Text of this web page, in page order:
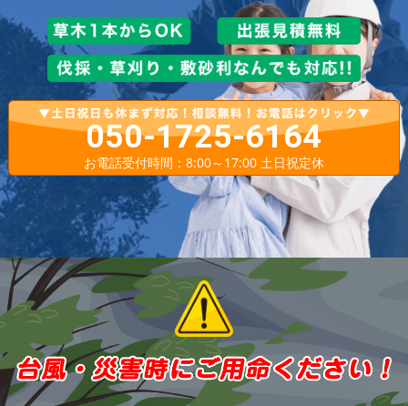
050-1725-6164
お電話受付時間：8:00～17:00 土日祝定休